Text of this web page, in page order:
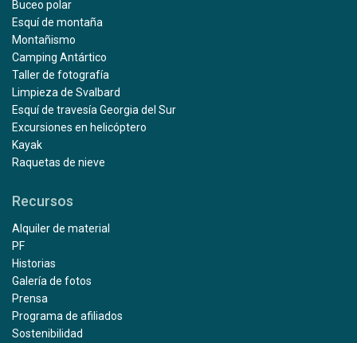
Buceo polar
Esquí de montaña
Montañismo
Camping Antártico
Taller de fotografía
Limpieza de Svalbard
Esquí de travesía Georgia del Sur
Excursiones en helicóptero
Kayak
Raquetas de nieve
Recursos
Alquiler de material
PF
Historias
Galería de fotos
Prensa
Programa de afiliados
Sostenibilidad